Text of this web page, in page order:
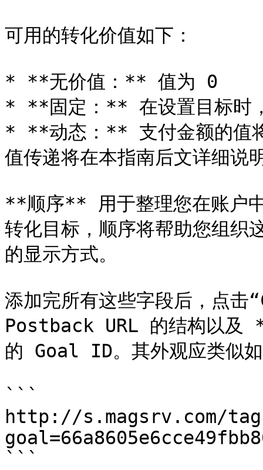
可用的转化价值如下：
* **无价值：** 值为 0
* **固定：** 在设置目标时
* **动态：** 支付金额的值
值传递将在本指南后文详细说
**顺序** 用于整理您在账户
转化目标，顺序将帮助您组织
的显示方式。
添加完所有这些字段后，点
Postback URL 的结构以及
的 Goal ID。其外观应类似
```
http://s.magsrv.com/
```